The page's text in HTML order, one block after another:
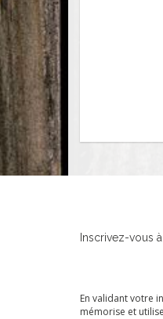
Inscrivez-vous
En validant votre
mémorise et